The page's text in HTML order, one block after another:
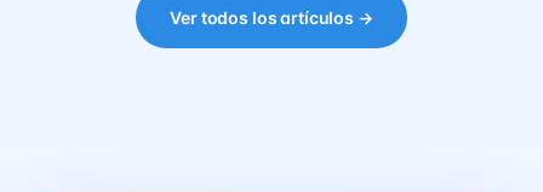
Ver todos los artículos →